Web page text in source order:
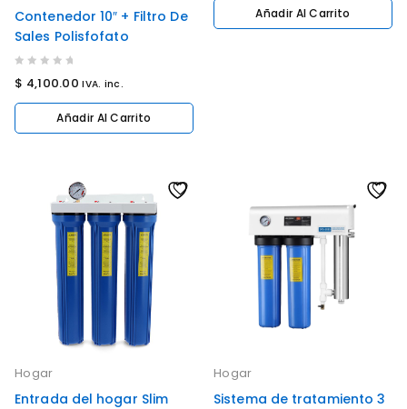
Contenedor 10″ + Filtro De
Sales Polisfofato
5
$ 4,100.00 IVA. inc.
Añadir Al Carrito
5
Añadir Al Carrito
Hogar
Entrada del hogar Slim
Hogar
Sistema de tratamiento 3